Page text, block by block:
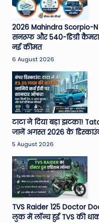
2026 Mahindra Scorpio-
सनरूफ और 540-डिग्री
नई कीमत
6 August 2026
टाटा ने दिया बड़ा झटका!
जानें अगस्त 2026 के
5 August 2026
TVS Raider 125 Doctor
लुक में लॉन्च हुई TVS की